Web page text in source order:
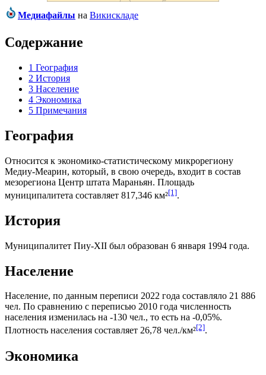
Медиафайлы на Викискладе
Содержание
1 География
2 История
3 Население
4 Экономика
5 Примечания
География
Относится к экономико-статистическому микрорегиону
Медиу-Меарин, который, в свою очередь, входит в состав
мезорегиона Центр штата Мараньян. Площадь
муниципалитета составляет 817,346 км²[1].
История
Муниципалитет Пиу-XII был образован 6 января 1994 года.
Население
Население, по данным переписи 2022 года составляло 21 886
чел. По сравнению с переписью 2010 года численность
населения изменилась на -130 чел., то есть на -0,05%.
Плотность населения составляет 26,78 чел./км²[2].
Экономика